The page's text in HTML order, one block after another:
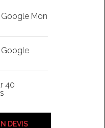
Mon
40
DEVIS